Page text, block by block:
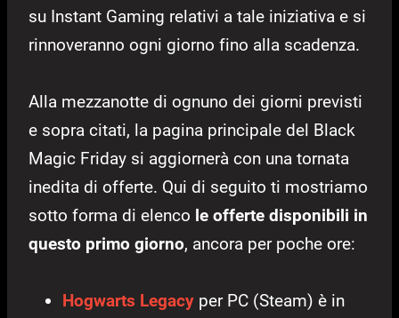
su Instant Gaming relativi a tale iniziativa e si
rinnoveranno ogni giorno fino alla scadenza.
Alla mezzanotte di ognuno dei giorni previsti
e sopra citati, la pagina principale del Black
Magic Friday si aggiornerà con una tornata
inedita di offerte. Qui di seguito ti mostriamo
sotto forma di elenco le offerte disponibili in
questo primo giorno, ancora per poche ore:
Hogwarts Legacy per PC (Steam) è in